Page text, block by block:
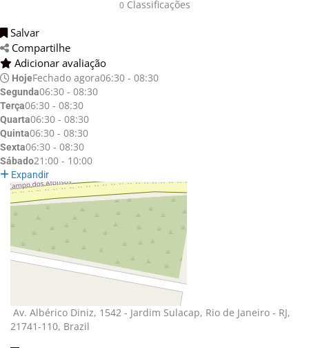
0Classificações
Salvar
Compartilhe
Adicionar avaliação
HojeFechado agora06:30 - 08:30
Segunda06:30 - 08:30
Terça06:30 - 08:30
Quarta06:30 - 08:30
Quinta06:30 - 08:30
Sexta06:30 - 08:30
Sábado21:00 - 10:00
Expandir
Av. Albérico Diniz, 1542 - Jardim Sulacap, Rio de Janeiro - RJ,
21741-110, Brazil